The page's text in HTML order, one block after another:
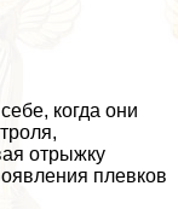
когда они
отрыжку
плевков